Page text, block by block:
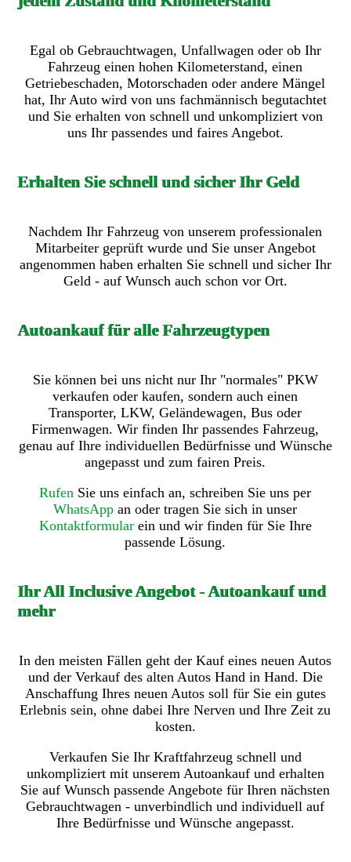
Egal ob Gebrauchtwagen, Unfallwagen oder ob Ihr
Fahrzeug einen hohen Kilometerstand, einen
Getriebeschaden, Motorschaden oder andere Mängel
hat, Ihr Auto wird von uns fachmännisch begutachtet
und Sie erhalten von schnell und unkompliziert von
uns Ihr passendes und faires Angebot.
Erhalten Sie schnell und sicher Ihr Geld
Nachdem Ihr Fahrzeug von unserem professionalen
Mitarbeiter geprüft wurde und Sie unser Angebot
angenommen haben erhalten Sie schnell und sicher Ihr
Geld - auf Wunsch auch schon vor Ort.
Autoankauf für alle Fahrzeugtypen
Sie können bei uns nicht nur Ihr "normales" PKW
verkaufen oder kaufen, sondern auch einen
Transporter, LKW, Geländewagen, Bus oder
Firmenwagen. Wir finden Ihr passendes Fahrzeug,
genau auf Ihre individuellen Bedürfnisse und Wünsche
angepasst und zum fairen Preis.
Rufen Sie uns einfach an, schreiben Sie uns per
WhatsApp an oder tragen Sie sich in unser
Kontaktformularein und wir finden für Sie Ihre
passende Lösung.
Ihr All Inclusive Angebot - Autoankauf und
mehr
In den meisten Fällen geht der Kauf eines neuen Autos
und der Verkauf des alten Autos Hand in Hand. Die
Anschaffung Ihres neuen Autos soll für Sie ein gutes
Erlebnis sein, ohne dabei Ihre Nerven und Ihre Zeit zu
kosten.
Verkaufen Sie Ihr Kraftfahrzeug schnell und
unkompliziert mit unserem Autoankauf und erhalten
Sie auf Wunsch passende Angebote für Ihren nächsten
Gebrauchtwagen - unverbindlich und individuell auf
Ihre Bedürfnisse und Wünsche angepasst.